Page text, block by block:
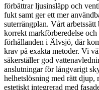
förbättrar ljusinsläpp och
fukt samt ger ett mer
suterrängplan. Vårt
korrekt markförberedelse
förhållanden i Älvsjö, där
krav på exakta metoder. Vi
säkerställer god
anslutningar för långvarigt
helhetslösning med rätt
estetiskt integrerad med